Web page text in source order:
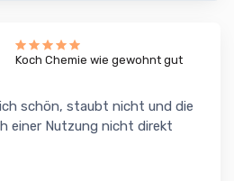
Koch Chemie wie gewohnt gut
schön, staubt nicht und die
einer Nutzung nicht direkt